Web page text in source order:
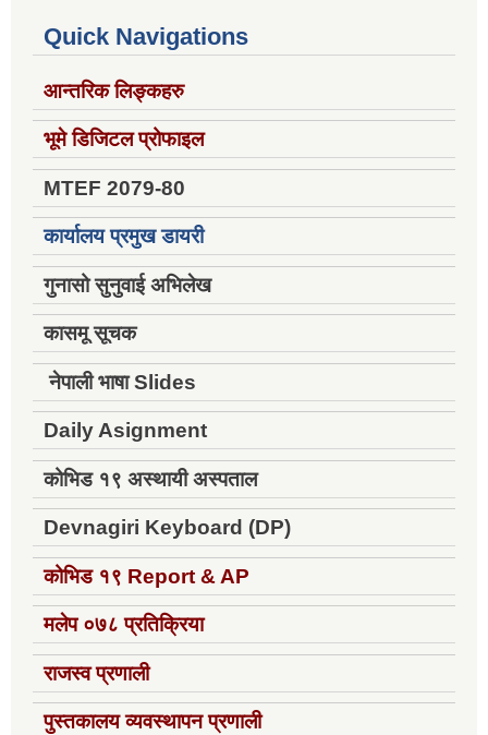
Quick Navigations
आन्तरिक लिङ्कहरु
भूमे डिजिटल प्रोफाइल
MTEF 2079-80
कार्यालय प्रमुख डायरी
गुनासो सुनुवाई अभिलेख
कासमू सूचक
नेपाली भाषा Slides
Daily Asignment
कोभिड १९ अस्थायी अस्पताल
Devnagiri Keyboard (DP)
कोभिड १९ Report & AP
मलेप ०७८ प्रतिक्रिया
राजस्व प्रणाली
पुस्तकालय व्यवस्थापन प्रणाली